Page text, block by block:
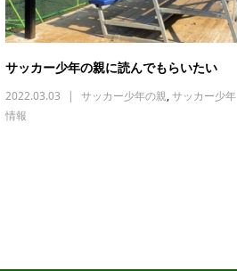
サッカー少年の親に読んでもらいたい
2022.03.03 サッカー少年の親,サッカー少年
情報